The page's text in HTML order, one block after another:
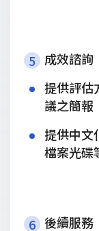
5 成效諮詢
提供評估
議之簡報
提供中文
檔案光碟
6 後續服務